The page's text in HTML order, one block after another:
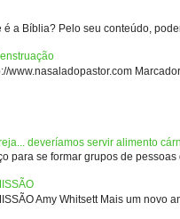
é a Bíblia? Pelo seu conteúdo,
www.nasaladopastor.com
deveríamos servir alimento
para se formar grupos de
Amy Whitsett Mais um novo